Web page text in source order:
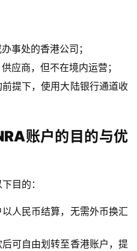
事处的香港公司；
应商，但不在境内运营；
提下，使用大陆银行通道收
账户的目的与优
目的：
人民币结算，无需外币换汇
后可自由划转至香港账户，提